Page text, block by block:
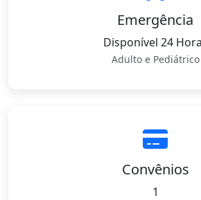
Emergência
Disponível 24
Adulto e Pediátrico
Convênios
1